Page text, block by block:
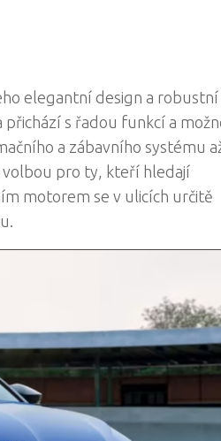
elegantní design a robustní
s řadou funkcí a
a zábavního systému
volbou pro ty, kteří hledají
motorem se v ulicích určitě